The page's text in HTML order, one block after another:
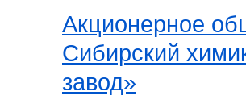
Акционерное
Сибирский
завод»